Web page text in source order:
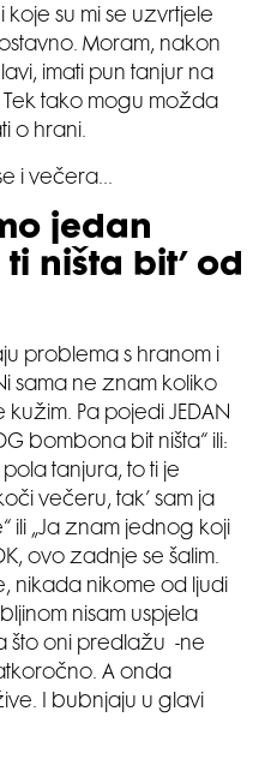
koje su mi se uzvrtjele
Moram, nakon
imati pun tanjur na
Tek tako mogu možda
o hrani.
i večera…
jedan
ništa bit’ od
problema s hranom i
sama ne znam koliko
Pa pojedi JEDAN
bombona bit ništa“ ili:
pola tanjura, to ti je
večeru, tak’ sam ja
ili „Ja znam jednog koji
ovo zadnje se šalim.
nikada nikome od ljudi
nisam uspjela
što oni predlažu -ne
A onda
I bubnjaju u glavi